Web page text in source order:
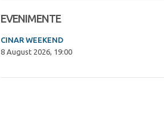
EVENIMENTE
CINAR WEEKEND
8 August 2026, 19:00